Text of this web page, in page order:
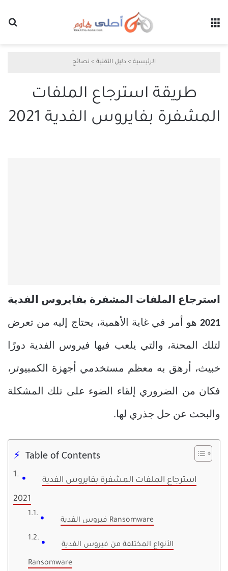
الرئيسية > دليل التقنية > نصائح
طريقة استرجاع الملفات
المشفرة بفايروس الفدية 2021
استرجاع الملفات المشفرة بفايروس الفدية
2021 هو أمر في غاية الأهمية، يحتاج إليه من تعرض
لتلك المحنة، والتي يلعب فيها فيروس الفدية دورًا
خبيث، أرهق به معظم مستخدمي أجهزة الكمبيوتر،
فكان من الضروري إلقاء الضوء على تلك المشكلة
والبحث عن حل جذري لها.
Table of Contents
استرجاع الملفات المشفرة بفايروس الفدية
2021
فيروس الفدية Ransomware
الأنواع المختلفة من فيروس الفدية
Ransomware